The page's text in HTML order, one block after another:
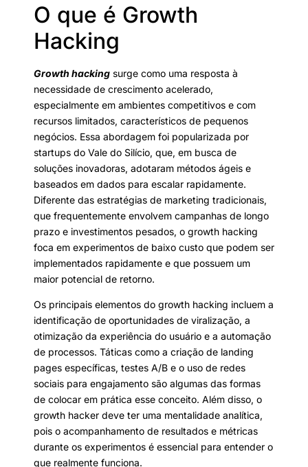
O que é Growth
Hacking
Growth hacking surge como uma resposta à
necessidade de crescimento acelerado,
especialmente em ambientes competitivos e com
recursos limitados, característicos de pequenos
negócios. Essa abordagem foi popularizada por
startups do Vale do Silício, que, em busca de
soluções inovadoras, adotaram métodos ágeis e
baseados em dados para escalar rapidamente.
Diferente das estratégias de marketing tradicionais,
que frequentemente envolvem campanhas de longo
prazo e investimentos pesados, o growth hacking
foca em experimentos de baixo custo que podem ser
implementados rapidamente e que possuem um
maior potencial de retorno.
Os principais elementos do growth hacking incluem a
identificação de oportunidades de viralização, a
otimização da experiência do usuário e a automação
de processos. Táticas como a criação de landing
pages específicas, testes A/B e o uso de redes
sociais para engajamento são algumas das formas
de colocar em prática esse conceito. Além disso, o
growth hacker deve ter uma mentalidade analítica,
pois o acompanhamento de resultados e métricas
durante os experimentos é essencial para entender o
que realmente funciona.